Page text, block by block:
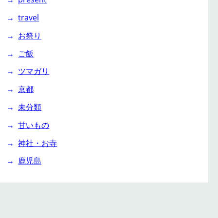
travel
お祭り
ご飯
ツマガリ
京都
未分類
甘いもの
神社・お寺
鹿児島